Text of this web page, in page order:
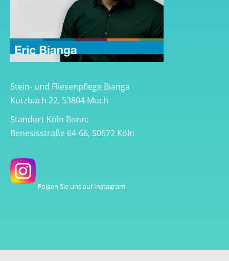
Stein- und Fliesenpflege Bianga
Kutzbach 22, 53804 Much
Standort Köln Bonn:
Benesisstraße 64-66, 50672 Köln
Folgen Sie uns auf Instagram